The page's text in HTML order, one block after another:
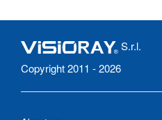
S.r.l.
Copyright 2011 - 2026